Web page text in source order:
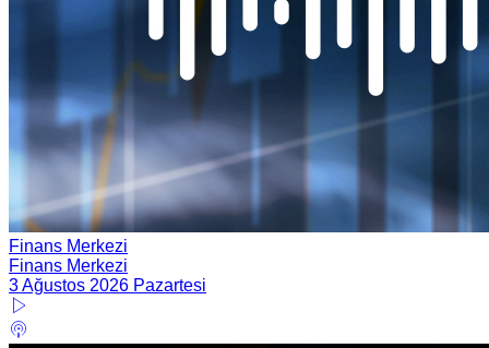
Finans Merkezi
Finans Merkezi
3 Ağustos 2026 Pazartesi